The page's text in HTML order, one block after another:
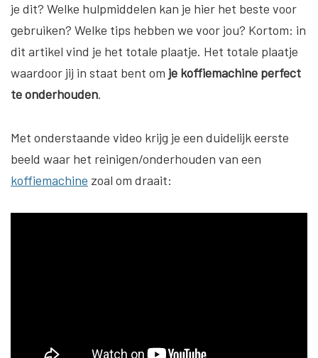
je dit? Welke hulpmiddelen kan je hier het beste voor
gebruiken? Welke tips hebben we voor jou? Kortom: in
dit artikel vind je het totale plaatje. Het totale plaatje
waardoor jij in staat bent om je koffiemachine perfect
te onderhouden.
Met onderstaande video krijg je een duidelijk eerste
beeld waar het reinigen/onderhouden van een
koffiemachine zoal om draait: